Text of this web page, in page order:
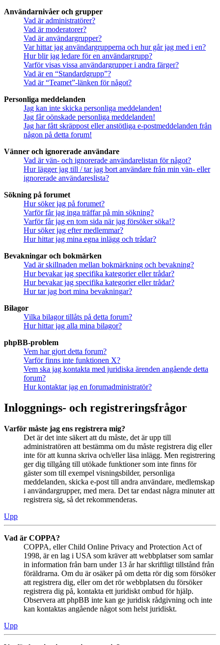
Användarnivåer och grupper
Vad är administratörer?
Vad är moderatorer?
Vad är användargrupper?
Var hittar jag användargrupperna och hur går jag med i en?
Hur blir jag ledare för en användargrupp?
Varför visas vissa användargrupper i andra färger?
Vad är en “Standardgrupp”?
Vad är “Teamet”-länken för något?
Personliga meddelanden
Jag kan inte skicka personliga meddelanden!
Jag får oönskade personliga meddelanden!
Jag har fått skräppost eller anstötliga e-postmeddelanden från
någon på detta forum!
Vänner och ignorerade användare
Vad är vän- och ignorerade användarelistan för något?
Hur lägger jag till / tar jag bort användare från min vän- eller
ignorerade användareslista?
Sökning på forumet
Hur söker jag på forumet?
Varför får jag inga träffar på min sökning?
Varför får jag en tom sida när jag försöker söka!?
Hur söker jag efter medlemmar?
Hur hittar jag mina egna inlägg och trådar?
Bevakningar och bokmärken
Vad är skillnaden mellan bokmärkning och bevakning?
Hur bevakar jag specifika kategorier eller trådar?
Hur bevakar jag specifika kategorier eller trådar?
Hur tar jag bort mina bevakningar?
Bilagor
Vilka bilagor tillåts på detta forum?
Hur hittar jag alla mina bilagor?
phpBB-problem
Vem har gjort detta forum?
Varför finns inte funktionen X?
Vem ska jag kontakta med juridiska ärenden angående detta
forum?
Hur kontaktar jag en forumadministratör?
Inloggnings- och registreringsfrågor
Varför måste jag ens registrera mig?
Det är det inte säkert att du måste, det är upp till
administratören att bestämma om du måste registrera dig eller
inte för att kunna skriva och/eller läsa inlägg. Men registrering
ger dig tillgång till utökade funktioner som inte finns för
gäster som till exempel visningsbilder, personliga
meddelanden, skicka e-post till andra användare, medlemskap
i användargrupper, med mera. Det tar endast några minuter att
registrera sig, så det rekommenderas.
Upp
Vad är COPPA?
COPPA, eller Child Online Privacy and Protection Act of
1998, är en lag i USA som kräver att webbplatser som samlar
in information från barn under 13 år har skriftligt tillstånd från
föräldrarna. Om du är osäker på om detta rör dig som försöker
att registrera dig, eller om det rör webbplatsen du försöker
registrera dig på, kontakta ett juridiskt ombud för hjälp.
Observera att phpBB inte kan ge juridisk rådgivning och inte
kan kontaktas angående något som helst juridiskt.
Upp